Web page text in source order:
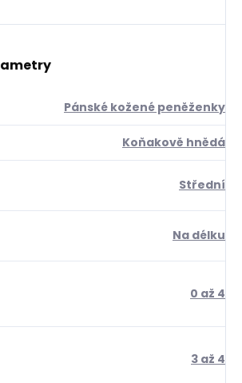
Pánské kožené peněženky
Koňakově hnědá
Střední
Na délku
0 až 4
3 až 4